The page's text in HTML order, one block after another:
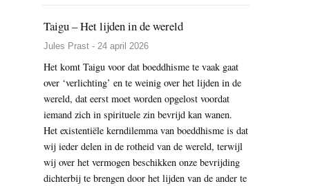
Taigu – Het lijden in de wereld
Jules Prast - 24 april 2026
Het komt Taigu voor dat boeddhisme te vaak gaat
over ‘verlichting’ en te weinig over het lijden in de
wereld, dat eerst moet worden opgelost voordat
iemand zich in spirituele zin bevrijd kan wanen.
Het existentiële kerndilemma van boeddhisme is dat
wij ieder delen in de rotheid van de wereld, terwijl
wij over het vermogen beschikken onze bevrijding
dichterbij te brengen door het lijden van de ander te